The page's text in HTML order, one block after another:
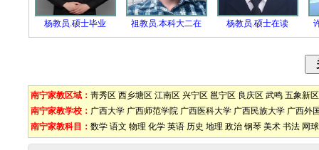
杨教员.硕士毕业 祖教员.本科大二在 杨教员.硕士在读
南宁家教区域： 靑秀区 西乡塘区 江南区 兴宁区 邕宁区 良庆区 武鸣 五象新区
南宁家教学校： 广西大学 广西师范学院 广西医科大学 广西民族大学 广西外
南宁家教科目： 数学 语文 物理 化学 英语 历史 地理 政治 钢琴 美术 书法 网球